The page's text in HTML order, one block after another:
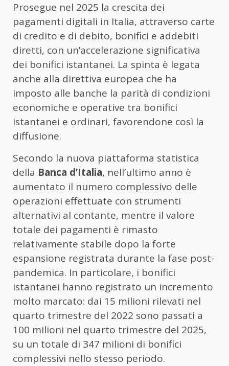
Prosegue nel 2025 la crescita dei
pagamenti digitali in Italia, attraverso carte
di credito e di debito, bonifici e addebiti
diretti, con un’accelerazione significativa
dei bonifici istantanei. La spinta è legata
anche alla direttiva europea che ha
imposto alle banche la parità di condizioni
economiche e operative tra bonifici
istantanei e ordinari, favorendone così la
diffusione.
Secondo la nuova piattaforma statistica
della Banca d’Italia, nell’ultimo anno è
aumentato il numero complessivo delle
operazioni effettuate con strumenti
alternativi al contante, mentre il valore
totale dei pagamenti è rimasto
relativamente stabile dopo la forte
espansione registrata durante la fase post-
pandemica. In particolare, i bonifici
istantanei hanno registrato un incremento
molto marcato: dai 15 milioni rilevati nel
quarto trimestre del 2022 sono passati a
100 milioni nel quarto trimestre del 2025,
su un totale di 347 milioni di bonifici
complessivi nello stesso periodo.